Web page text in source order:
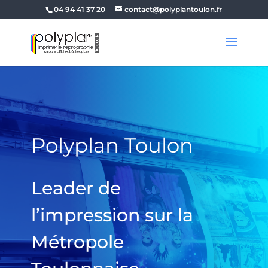
04 94 41 37 20 contact@polyplantoulon.fr
Polyplan Toulon
Leader de
l’impression sur la
Métropole